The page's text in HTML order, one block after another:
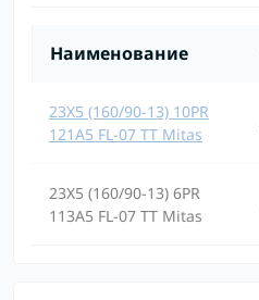
Наименование
23X5 (160/90-13) 10PR
121A5 FL-07 TT Mitas
23X5 (160/90-13) 6PR
113A5 FL-07 TT Mitas